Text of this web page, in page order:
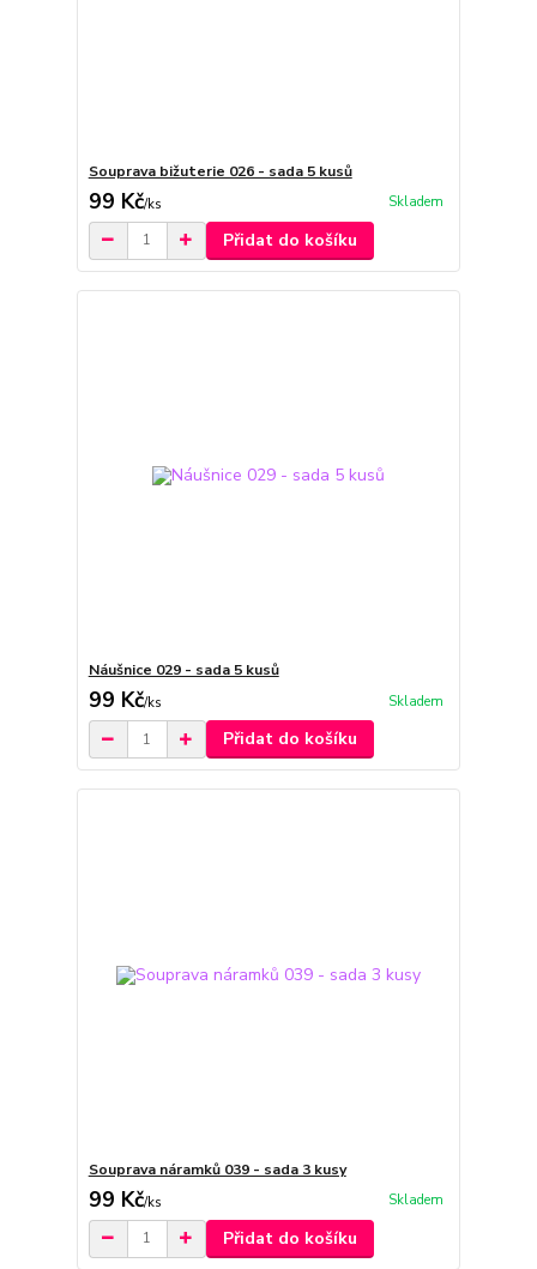
Souprava bižuterie 026 - sada 5 kusů
99 Kč/ks Skladem
Přidat do košíku
Náušnice 029 - sada 5 kusů
99 Kč/ks Skladem
Přidat do košíku
Souprava náramků 039 - sada 3 kusy
99 Kč/ks Skladem
Přidat do košíku